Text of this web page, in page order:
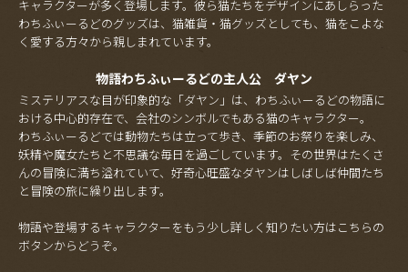
キャラクターが多く登場します。彼ら猫たちをデザインにあしらった
わちふぃーるどのグッズは、猫雑貨・猫グッズとしても、猫をこよな
く愛する方々から親しまれています。
物語わちふぃーるどの主人公 ダヤン
ミステリアスな目が印象的な「ダヤン」は、わちふぃーるどの物語に
おける中心的存在で、会社のシンボルでもある猫のキャラクター。
わちふぃーるどでは動物たちは立って歩き、季節のお祭りを楽しみ、
妖精や魔女たちと不思議な毎日を過ごしています。その世界はたくさ
んの冒険に満ち溢れていて、好奇心旺盛なダヤンはしばしば仲間たち
と冒険の旅に繰り出します。
物語や登場するキャラクターをもう少し詳しく知りたい方はこちらの
ボタンからどうぞ。